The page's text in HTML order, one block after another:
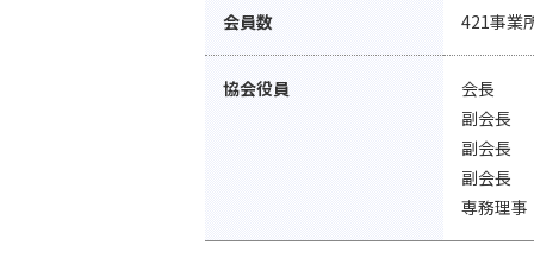
会員数 421事業
協会役員
会長
副会長
副会長
副会長
専務理事